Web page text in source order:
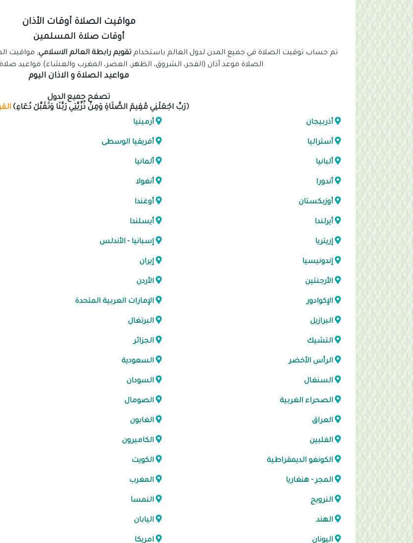
مواقيت الصلاة أوقات الأذان
أوقات صلاة المسلمين
تم حساب توقيت الصلاة في جميع المدن لدول العالم باستخدام تقويم رابطة العالم الاسلامي, مواقيت
الصلاة موعد أذان (الفجر، الشروق، الظهر، العصر، المغرب والعشاء) مواعيد
مواعيد الصلاة و الاذان اليوم
تصفح جميع الدول
﴿رَبِّ اجْعَلْنِي مُقِيمَ الصَّلَاةِ وَمِنْ ذُرِّيَّتِي رَبَّنَا وَتَقَبَّلْ دُعَاءِ﴾
أذربيجان أرمينيا
أستراليا أفريقيا الوسطى
ألبانيا ألمانيا
أندورا أنغولا
أوزبكستان أوغندا
أيرلندا أيسلندا
إريتريا إسبانيا - الأندلس
إندونيسيا إيران
الأرجنتين الأردن
الإكوادور الإمارات العربية المتحدة
البرازيل البرتغال
التشيك الجزائر
الرأس الأخضر السعودية
السنغال السودان
الصحراء الغربية الصومال
العراق الغابون
الفلبين الكاميرون
الكونغو الديمقراطية الكويت
المجر - هنغاريا المغرب
النرويج النمسا
الهند اليابان
اليونان امريكا